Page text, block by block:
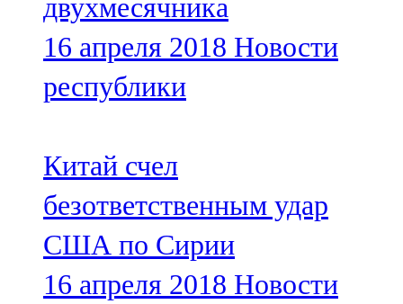
двухмесячника
16 апреля 2018 Новости
республики
Китай счел
безответственным удар
США по Сирии
16 апреля 2018 Новости